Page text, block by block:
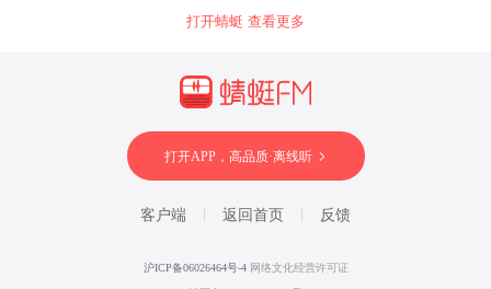
打开蜻蜓 查看更多
打开APP，高品质·离线听
客户端 返回首页 反馈
沪ICP备06026464号-4 网络文化经营许可证